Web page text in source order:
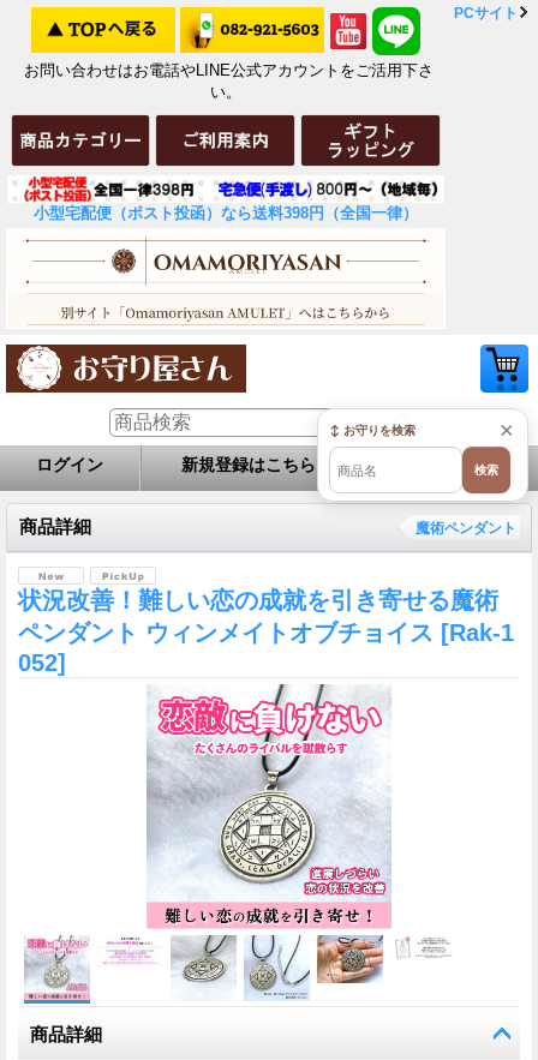
お問い合わせはお電話やLINE公式アカウントをご活用下さ
い。
小型宅配便（ポスト投函）なら送料398円（全国一律）
PCサイト
ログイン 新規登録はこちら お問い合せ
商品詳細 魔術ペンダント
状況改善！難しい恋の成就を引き寄せる魔術
ペンダント ウィンメイトオブチョイス [Rak-1
052]
商品詳細
×
↕ お守りを検索
検索